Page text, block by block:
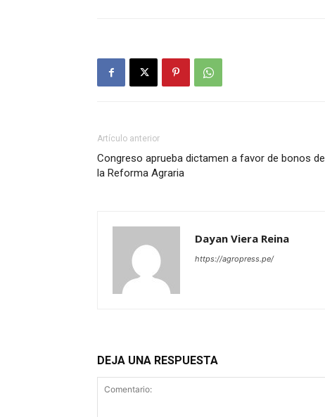
Artículo anterior
Congreso aprueba dictamen a favor de bonos de
la Reforma Agraria
Dayan Viera Reina
https://agropress.pe/
DEJA UNA RESPUESTA